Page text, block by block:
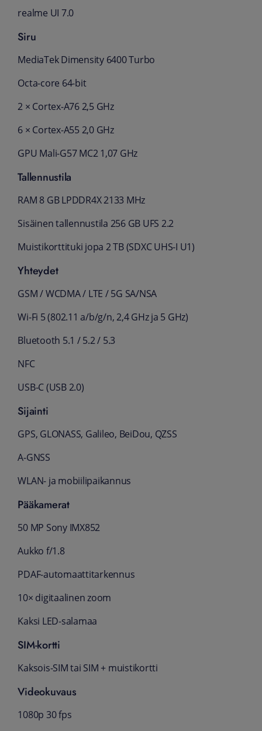
realme UI 7.0
Siru
MediaTek Dimensity 6400 Turbo
Octa‑core 64‑bit
2 × Cortex‑A76 2,5 GHz
6 × Cortex‑A55 2,0 GHz
GPU Mali‑G57 MC2 1,07 GHz
Tallennustila
RAM 8 GB LPDDR4X 2133 MHz
Sisäinen tallennustila 256 GB UFS 2.2
Muistikorttituki jopa 2 TB (SDXC UHS‑I U1)
Yhteydet
GSM / WCDMA / LTE / 5G SA/NSA
Wi‑Fi 5 (802.11 a/b/g/n, 2,4 GHz ja 5 GHz)
Bluetooth 5.1 / 5.2 / 5.3
NFC
USB‑C (USB 2.0)
Sijainti
GPS, GLONASS, Galileo, BeiDou, QZSS
A‑GNSS
WLAN‑ ja mobiilipaikannus
Pääkamerat
50 MP Sony IMX852
Aukko f/1.8
PDAF‑automaattitarkennus
10× digitaalinen zoom
Kaksi LED‑salamaa
SIM-kortti
Kaksois‑SIM tai SIM + muistikortti
Videokuvaus
1080p 30 fps